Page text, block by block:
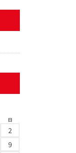
日
2
9